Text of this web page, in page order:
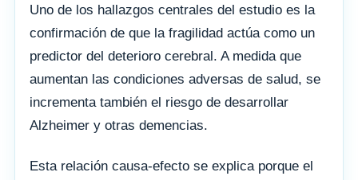
Uno de los hallazgos centrales del estudio es la
confirmación de que la fragilidad actúa como un
predictor del deterioro cerebral. A medida que
aumentan las condiciones adversas de salud, se
incrementa también el riesgo de desarrollar
Alzheimer y otras demencias.
Esta relación causa-efecto se explica porque el